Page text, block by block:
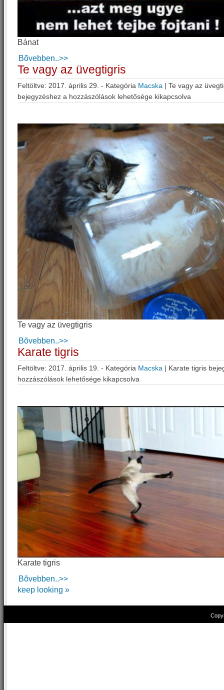
Bánat
Bõvebben..>>
Te vagy az üvegtigris
Feltöltve: 2017. április 29. - Kategória Macska | Te vagy az
bejegyzéshez a hozzászólások lehetősége kikapcsolva
Te vagy az üvegtigris
Bõvebben..>>
Karate tigris
Feltöltve: 2017. április 19. - Kategória Macska | Karate tigris
hozzászólások lehetősége kikapcsolva
Karate tigris
Bõvebben..>>
keep looking »